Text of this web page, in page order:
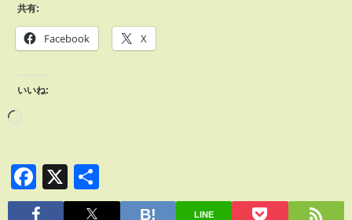
共有:
Facebook X
いいね:
Facebook
X
有
LINE